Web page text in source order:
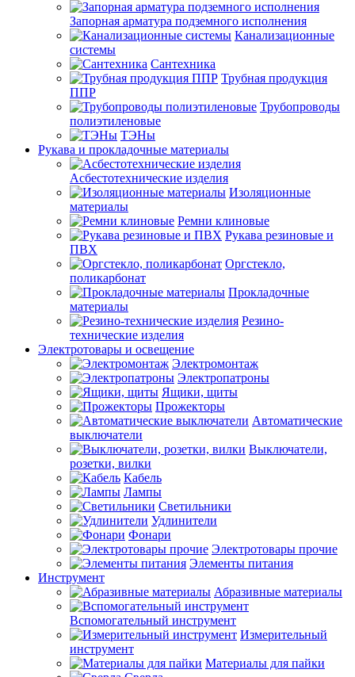
Запорная арматура подземного исполнения
Канализационные
системы
Сантехника
Трубная продукция
ППР
Трубопроводы
полиэтиленовые
ТЭНы
Рукава и прокладочные материалы
Асбестотехнические изделия
Изоляционные
материалы
Ремни клиновые
Рукава резиновые и
ПВХ
Оргстекло,
поликарбонат
Прокладочные
материалы
Резино-
технические изделия
Электротовары и освещение
Электромонтаж
Электропатроны
Ящики, щиты
Прожекторы
Автоматические
выключатели
Выключатели,
розетки, вилки
Кабель
Лампы
Светильники
Удлинители
Фонари
Электротовары прочие
Элементы питания
Инструмент
Абразивные материалы
Вспомогательный инструмент
Измерительный
инструмент
Материалы для пайки